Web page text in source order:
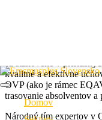
Domov
kvalitné a efektívne
OVP (ako je rámec
trasovanie absolventov a
Národný tím expertov v